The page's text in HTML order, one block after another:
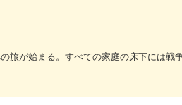
が始まる。すべての家庭の床下には戦